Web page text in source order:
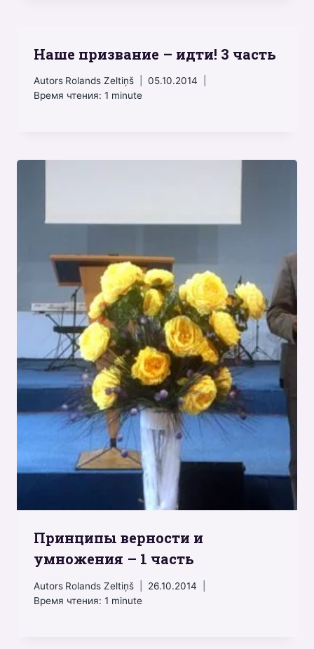
Наше призвание – идти! 3 часть
Autors Rolands Zeltiņš
05.10.2014
Время чтения: 1 minute
Принципы верности и
умножения – 1 часть
Autors Rolands Zeltiņš
26.10.2014
Время чтения: 1 minute